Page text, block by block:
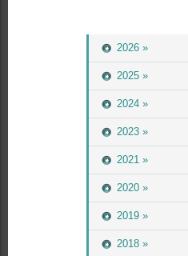
2026 »
2025 »
2024 »
2023 »
2021 »
2020 »
2019 »
2018 »